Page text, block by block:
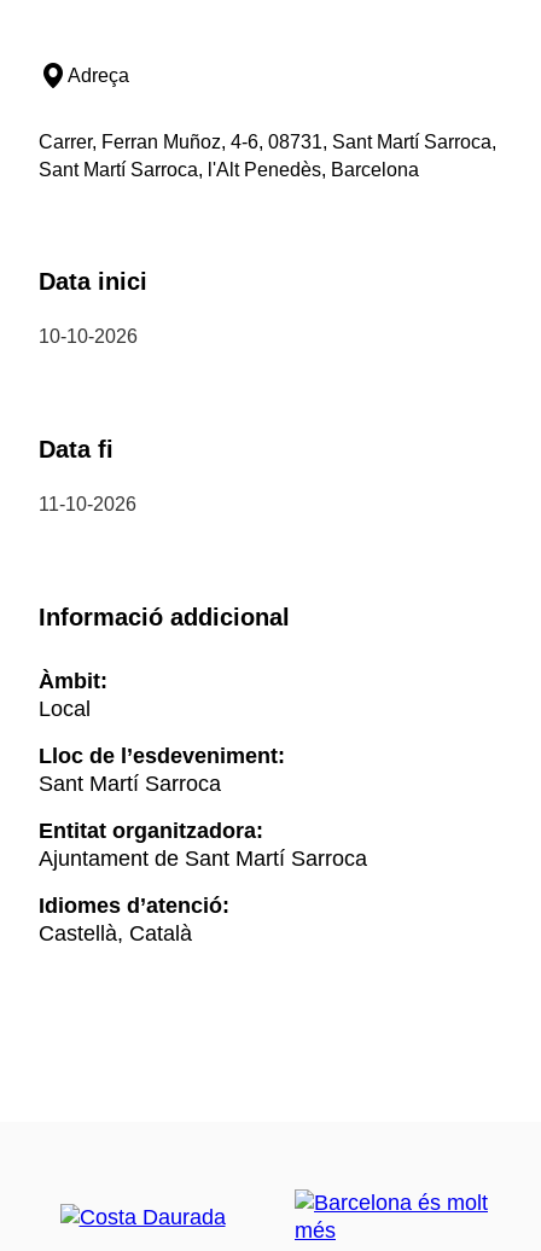
Adreça
Carrer, Ferran Muñoz, 4-6, 08731, Sant Martí Sarroca,
Sant Martí Sarroca, l'Alt Penedès, Barcelona
Data inici
10-10-2026
Data fi
11-10-2026
Informació addicional
Àmbit:
Local
Lloc de l’esdeveniment:
Sant Martí Sarroca
Entitat organitzadora:
Ajuntament de Sant Martí Sarroca
Idiomes d’atenció:
Castellà, Català